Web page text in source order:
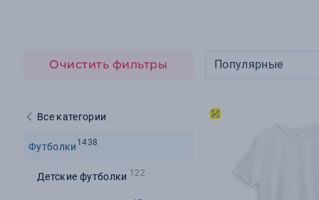
Очистить фильтры
Все категории
Футболки 1438
Детские футболки 122
Популярные